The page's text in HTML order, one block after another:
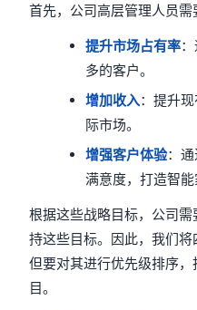
首先，公司高层管理人员需
提升市场占有率
多的客户。
增加收入：提升
际市场。
增强客户体验：
满意度，打造智能
根据这些战略目标，公司
持这些目标。因此，我们将
但要对其进行优先级排序
目。